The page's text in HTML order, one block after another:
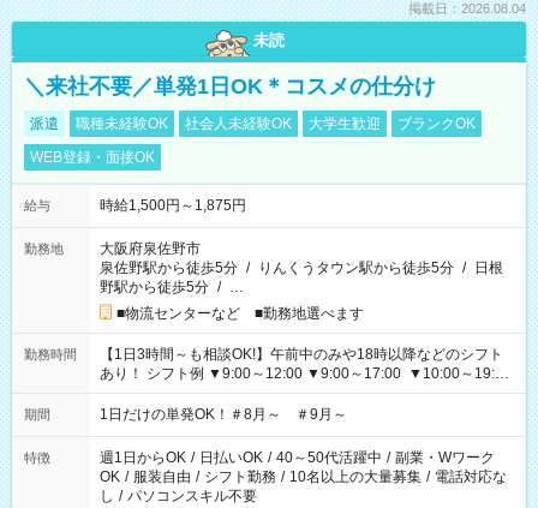
掲載日：2026.08.04
未読
＼来社不要／単発1日OK＊コスメの仕分け
派遣 職種未経験OK 社会人未経験OK 大学生歓迎
ブランクOK
WEB登録・面接OK
給与 時給1,500円～1,875円
勤務地
大阪府泉佐野市
泉佐野駅から徒歩5分 / りんくうタウン駅から徒歩5分 / 日根
野駅から徒歩5分 / …
■物流センターなど ■勤務地選べます
勤務時間
【1日3時間～も相談OK!】午前中のみや18時以降などのシフト
あり！ シフト例 ▼9:00～12:00 ▼9:00～17:00 ▼10:00～19:00
▼18:00～21:00
期間 1日だけの単発OK！＃8月～ ＃9月～
特徴 週1日からOK / 日払いOK / 40～50代活躍中 / 副業・Wワーク
OK / 服装自由 / シフト勤務 / 10名以上の大量募集 / 電話対応な
し / パソコンスキル不要